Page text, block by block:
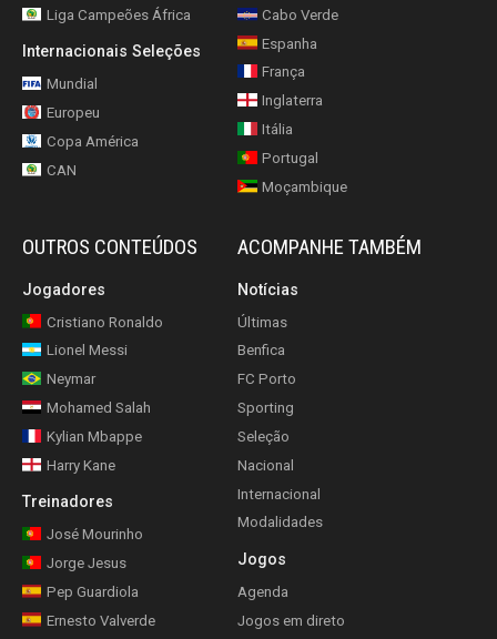
Liga Campeões África
Internacionais Seleções
Mundial
Europeu
Copa América
CAN
Cabo Verde
Espanha
França
Inglaterra
Itália
Portugal
Moçambique
OUTROS CONTEÚDOS
Jogadores
Cristiano Ronaldo
Lionel Messi
Neymar
Mohamed Salah
Kylian Mbappe
Harry Kane
Treinadores
José Mourinho
Jorge Jesus
Pep Guardiola
Ernesto Valverde
ACOMPANHE TAMBÉM
Notícias
Últimas
Benfica
FC Porto
Sporting
Seleção
Nacional
Internacional
Modalidades
Jogos
Agenda
Jogos em direto